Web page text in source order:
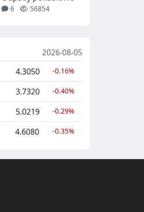
6 56854
2026-08-05
4.3050 -0.16%
3.7320 -0.40%
5.0219 -0.29%
4.6080 -0.35%